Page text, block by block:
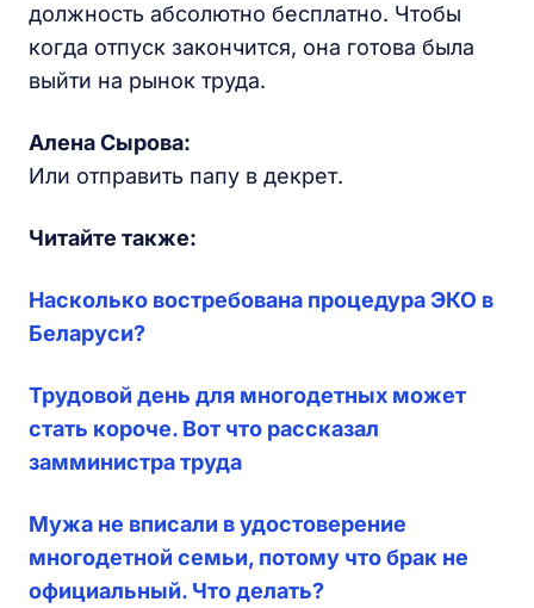
должность абсолютно бесплатно. Чтобы
когда отпуск закончится, она готова была
выйти на рынок труда.
Алена Сырова:
Или отправить папу в декрет.
Читайте также:
Насколько востребована процедура ЭКО в
Беларуси?
Трудовой день для многодетных может
стать короче. Вот что рассказал
замминистра труда
Мужа не вписали в удостоверение
многодетной семьи, потому что брак не
официальный. Что делать?